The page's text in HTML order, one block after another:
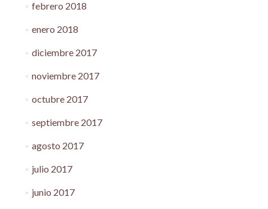
febrero 2018
enero 2018
diciembre 2017
noviembre 2017
octubre 2017
septiembre 2017
agosto 2017
julio 2017
junio 2017